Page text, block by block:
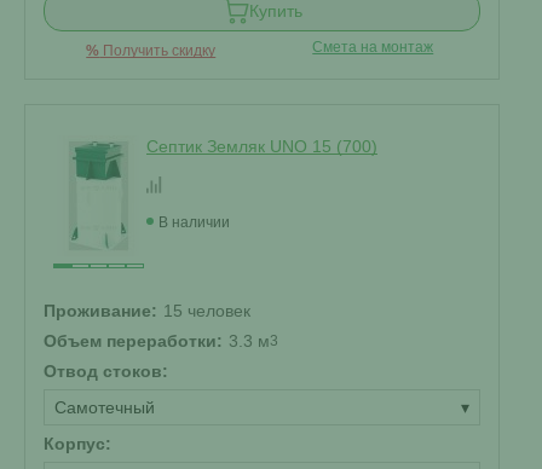
Купить
% Получить скидку Смета на монтаж
Септик Земляк UNO 15 (700)
В наличии
Проживание: 15 человек
Объем переработки: 3.3 м3
Отвод стоков:
Самотечный
▾
Корпус: